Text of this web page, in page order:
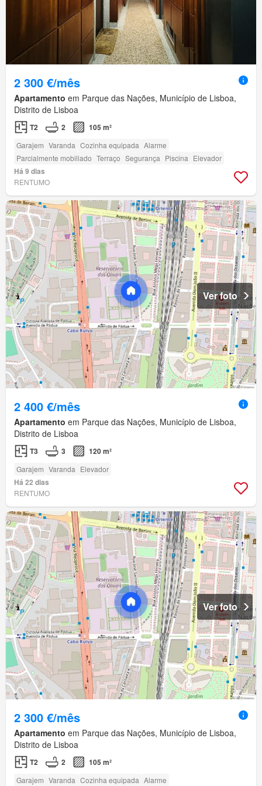
2 300 €/mês
Apartamento em Parque das Nações, Município de Lisboa,
Distrito de Lisboa
T2 2 105 m²
Garajem Varanda Cozinha equipada Alarme
Parcialmente mobiliado Terraço Segurança Piscina Elevador
Há 9 dias
RENTUMO
Ver foto
2 400 €/mês
Apartamento em Parque das Nações, Município de Lisboa,
Distrito de Lisboa
T3 3 120 m²
Garajem Varanda Elevador
Há 22 dias
RENTUMO
Ver foto
2 300 €/mês
Apartamento em Parque das Nações, Município de Lisboa,
Distrito de Lisboa
T2 2 105 m²
Garajem Varanda Cozinha equipada Alarme